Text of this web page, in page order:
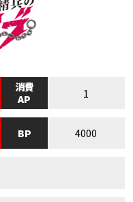
消費
AP
1
BP 4000